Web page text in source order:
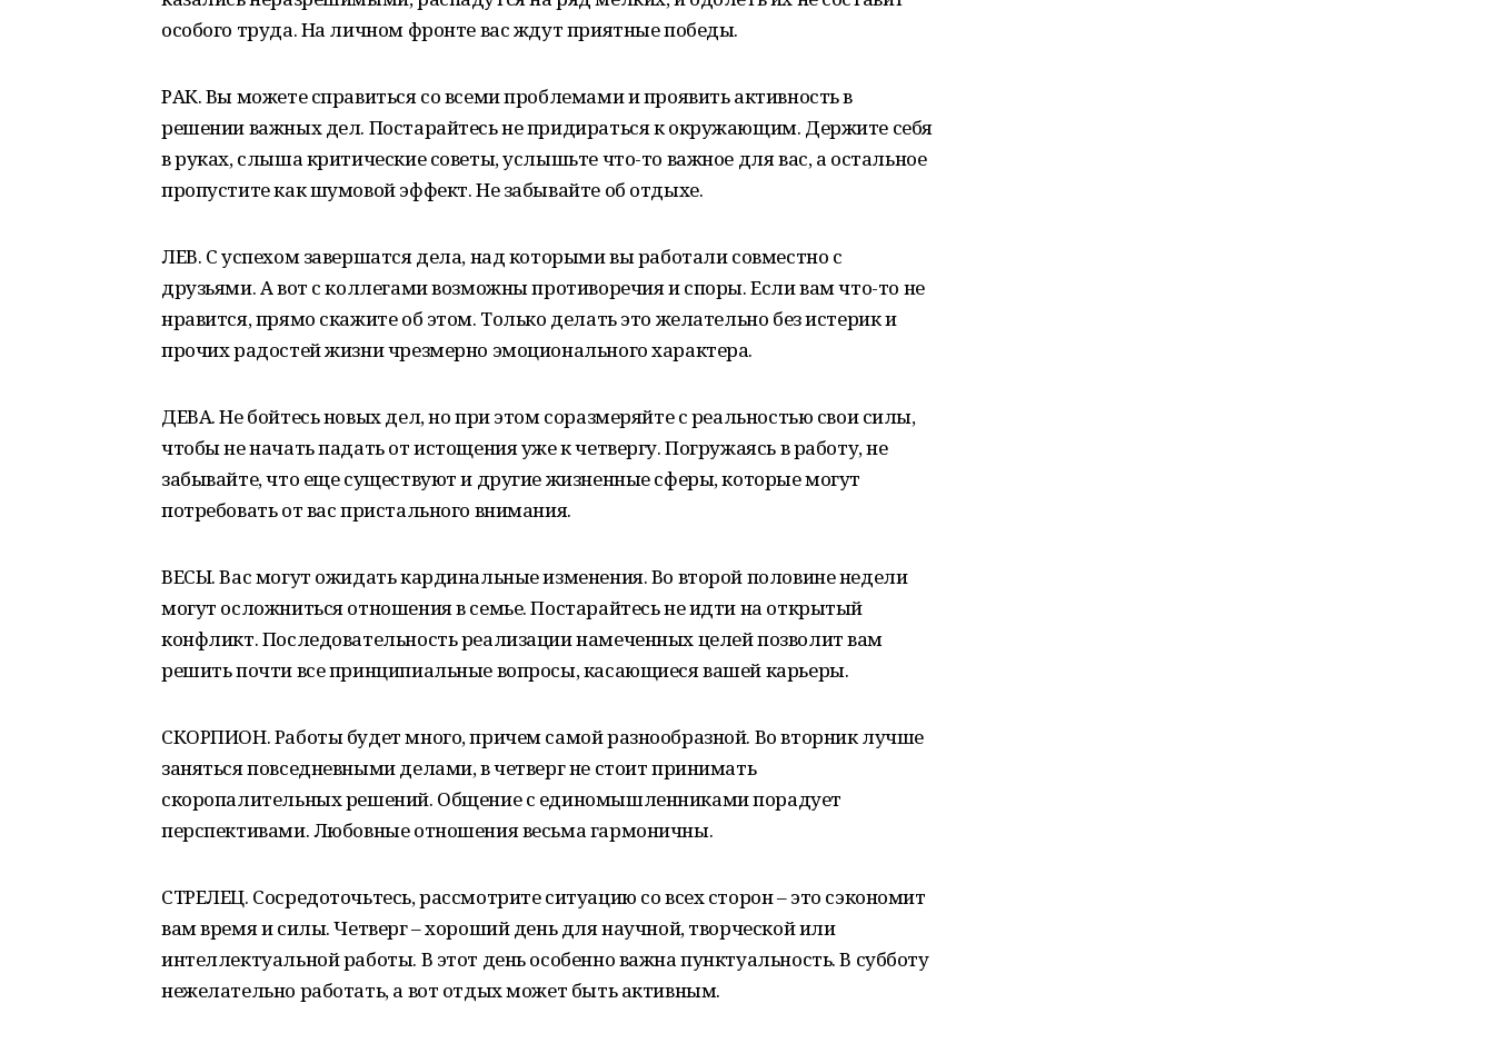
особого труда. На личном фронте вас ждут приятные победы.
РАК. Вы можете справиться со всеми проблемами и проявить активность в
решении важных дел. Постарайтесь не придираться к окружающим. Держите себя
в руках, слыша критические советы, услышьте что-то важное для вас, а остальное
пропустите как шумовой эффект. Не забывайте об отдыхе.
ЛЕВ. С успехом завершатся дела, над которыми вы работали совместно с
друзьями. А вот с коллегами возможны противоречия и споры. Если вам что-то не
нравится, прямо скажите об этом. Только делать это желательно без истерик и
прочих радостей жизни чрезмерно эмоционального характера.
ДЕВА. Не бойтесь новых дел, но при этом соразмеряйте с реальностью свои силы,
чтобы не начать падать от истощения уже к четвергу. Погружаясь в работу, не
забывайте, что еще существуют и другие жизненные сферы, которые могут
потребовать от вас пристального внимания.
ВЕСЫ. Вас могут ожидать кардинальные изменения. Во второй половине недели
могут осложниться отношения в семье. Постарайтесь не идти на открытый
конфликт. Последовательность реализации намеченных целей позволит вам
решить почти все принципиальные вопросы, касающиеся вашей карьеры.
СКОРПИОН. Работы будет много, причем самой разнообразной. Во вторник лучше
заняться повседневными делами, в четверг не стоит принимать
скоропалительных решений. Общение с единомышленниками порадует
перспективами. Любовные отношения весьма гармоничны.
СТРЕЛЕЦ. Сосредоточьтесь, рассмотрите ситуацию со всех сторон – это сэкономит
вам время и силы. Четверг – хороший день для научной, творческой или
интеллектуальной работы. В этот день особенно важна пунктуальность. В субботу
нежелательно работать, а вот отдых может быть активным.